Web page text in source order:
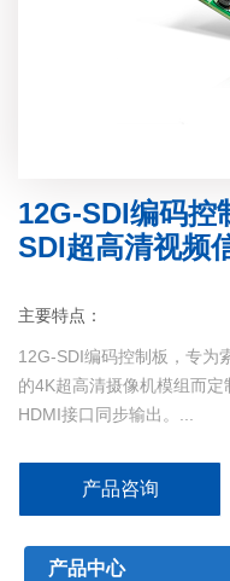
12G-SDI编码控
SDI超高清视频
主要特点：
12G-SDI编码控制板，专为
的4K超高清摄像机模组而
HDMI接口同步输出。...
产品咨询
产品中心